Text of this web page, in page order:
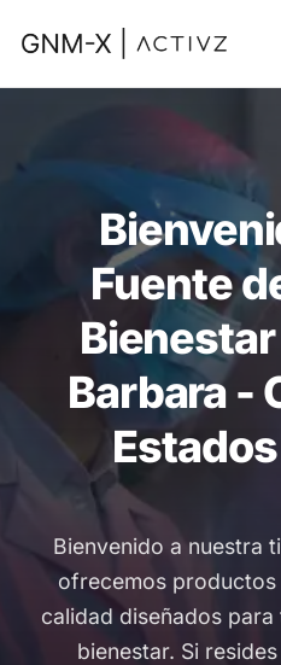
Fuente
Barbara -
Bienvenido a nuestra
ofrecemos
calidad diseñados
bienestar. Si